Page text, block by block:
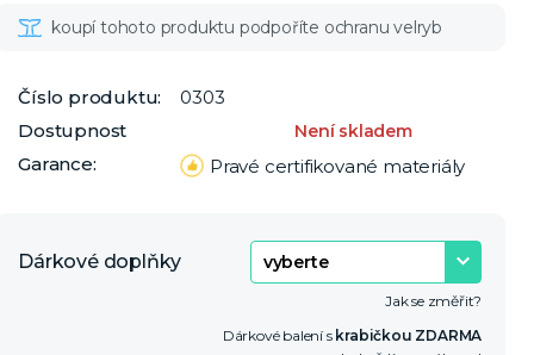
Číslo produktu:
0303
Dostupnost
Není skladem
Garance: Pravé certifikované materiály
Dárkové doplňky
Jak se změřit?
Dárkové balení s krabičkou ZDARMA